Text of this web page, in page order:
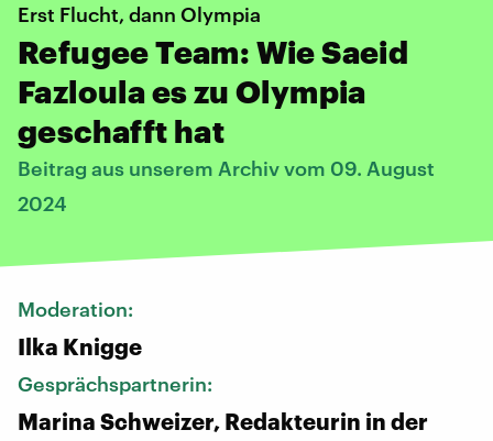
Erst Flucht, dann Olympia
Refugee Team: Wie Saeid
Fazloula es zu Olympia
geschafft hat
Beitrag aus unserem Archiv vom 09. August
2024
Moderation:
Ilka Knigge
Gesprächspartnerin:
Marina Schweizer, Redakteurin in der